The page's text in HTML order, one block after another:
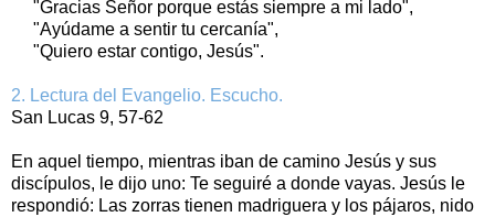
"Gracias Señor porque estás siempre a mi lado",
"Ayúdame a sentir tu cercanía",
"Quiero estar contigo, Jesús".
2. Lectura del Evangelio. Escucho.
San Lucas 9, 57-62
En aquel tiempo, mientras iban de camino Jesús y sus
discípulos, le dijo uno: Te seguiré a donde vayas. Jesús le
respondió: Las zorras tienen madriguera y los pájaros, nido